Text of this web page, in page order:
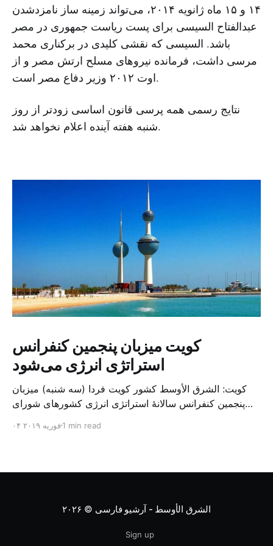
۱۴ و ۱۵ ماه ژانویه ۲۰۱۴، می‌تواند زمینه ساز نامزدشدن
عبدالفتاح السیسی برای پست ریاست جمهوری در مصر
باشد. السیسی که نقشی کلیدی در برکناری محمد
مرسی داشت، فرمانده نیروهای مسلح ارتش مصر و از
اوت ۲۰۱۲ وزیر دفاع مصر است.
نتایج رسمی همه پرسی قانون اساسی زودتر از روز
شنبه هفته آینده اعلام نخواهد شد.
کویت میزبان پنجمین کنفرانس
استراتژی انرژی می‌شود
کویت: الشرق الأوسط کشور کویت فردا (سه شنبه) میزبان
پنجمین کنفرانس سالانهٔ استراتژی انرژی کشورهای شورای
متخصص از شرکت‌های جهانی نفت و گاز در این کنفرانس
۰۴ فوریه ۲۰۱۹1 min read
الشرق الأوسط - آرشیو فارسی © ۲۰۲۶
Sign up